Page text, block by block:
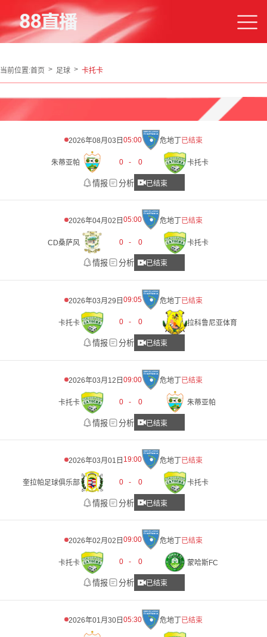
当前位置:首页 足球 卡托卡
2026年08月03日05:00 危地丁 已结束
朱蒂亚帕 0 - 0 卡托卡
情报 分析 已结束
2026年04月02日05:00 危地丁已结束
CD桑萨风 0 - 0 卡托卡
情报 分析 已结束
2026年03月29日09:05 危地丁已结束
卡托卡 0 - 0 拉科鲁尼亚体育
情报 分析 已结束
2026年03月12日09:00 危地丁 已结束
卡托卡 0 - 0 朱蒂亚帕
情报 分析 已结束
2026年03月01日 19:00 危地丁已结束
奎拉帕足球俱乐部 0 - 0 卡托卡
情报 分析 已结束
2026年02月02日09:00 危地丁已结束
卡托卡 0 - 0 蒙哈斯FC
情报 分析 已结束
2026年01月30日05:30 危地丁 已结束